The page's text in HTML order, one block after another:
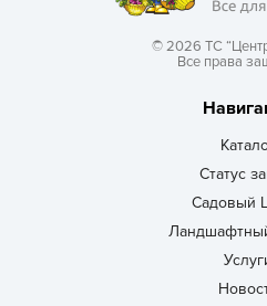
© 2026 ТС
Все права
Статус
Садовый